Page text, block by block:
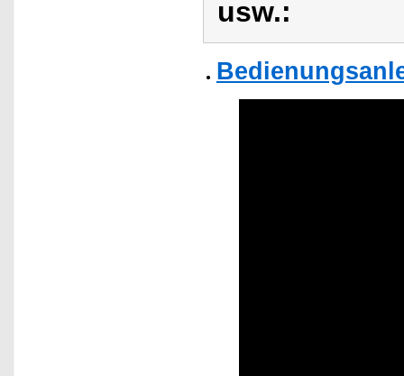
usw.: